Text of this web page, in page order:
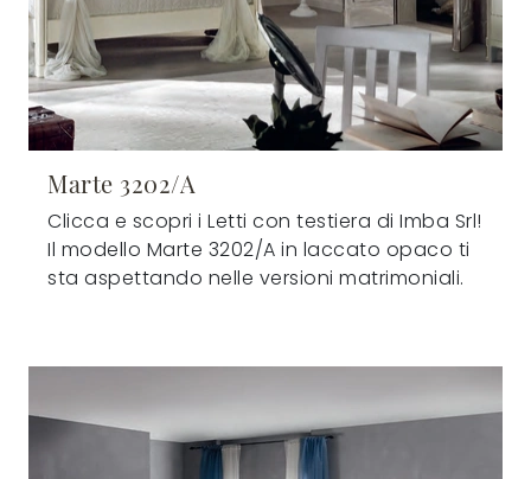
Marte 3202/A
Clicca e scopri i Letti con testiera di Imba Srl!
Il modello Marte 3202/A in laccato opaco ti
sta aspettando nelle versioni matrimoniali.